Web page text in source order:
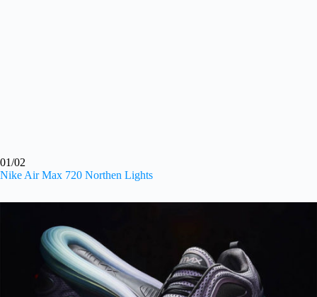
01/02
Nike Air Max 720 Northen Lights